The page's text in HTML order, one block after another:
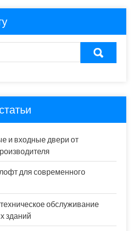
и входные двери от
для современного
обслуживание
зданий